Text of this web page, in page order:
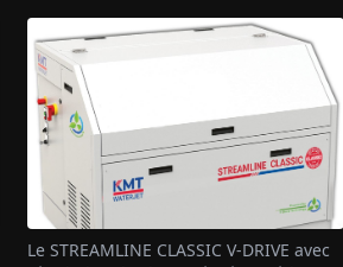
Le STREAMLINE CLASSIC V-DRIVE avec